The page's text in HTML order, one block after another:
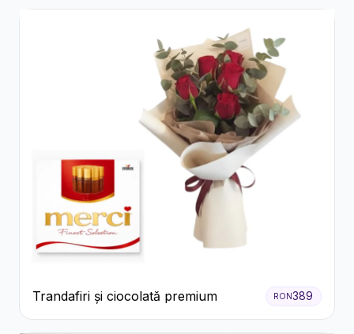
Trandafiri și ciocolată premium RON389